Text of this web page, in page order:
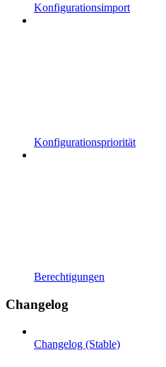
Konfigurationsimport
Konfigurationspriorität
Berechtigungen
Changelog
Changelog (Stable)